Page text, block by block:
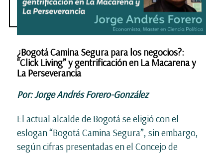
¿Bogotá Camina Segura para los negocios?:
"Click Living” y gentrificación en La Macarena y
La Perseverancia
Por: Jorge Andrés Forero-González
El actual alcalde de Bogotá se eligió con el
eslogan “Bogotá Camina Segura”, sin embargo,
según cifras presentadas en el Concejo de